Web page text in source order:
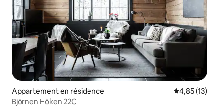
Appartement en résidence Évaluation
4,85 (13)
Björnen Höken 22C